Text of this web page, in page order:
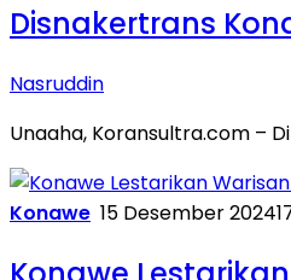
Disnakertrans
Nasruddin
Unaaha, Koransultra.com –
Konawe 15 Desember 2024